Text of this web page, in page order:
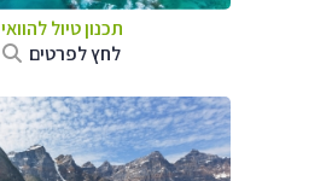
תכנון טיול להוואי
לחץ לפרטים